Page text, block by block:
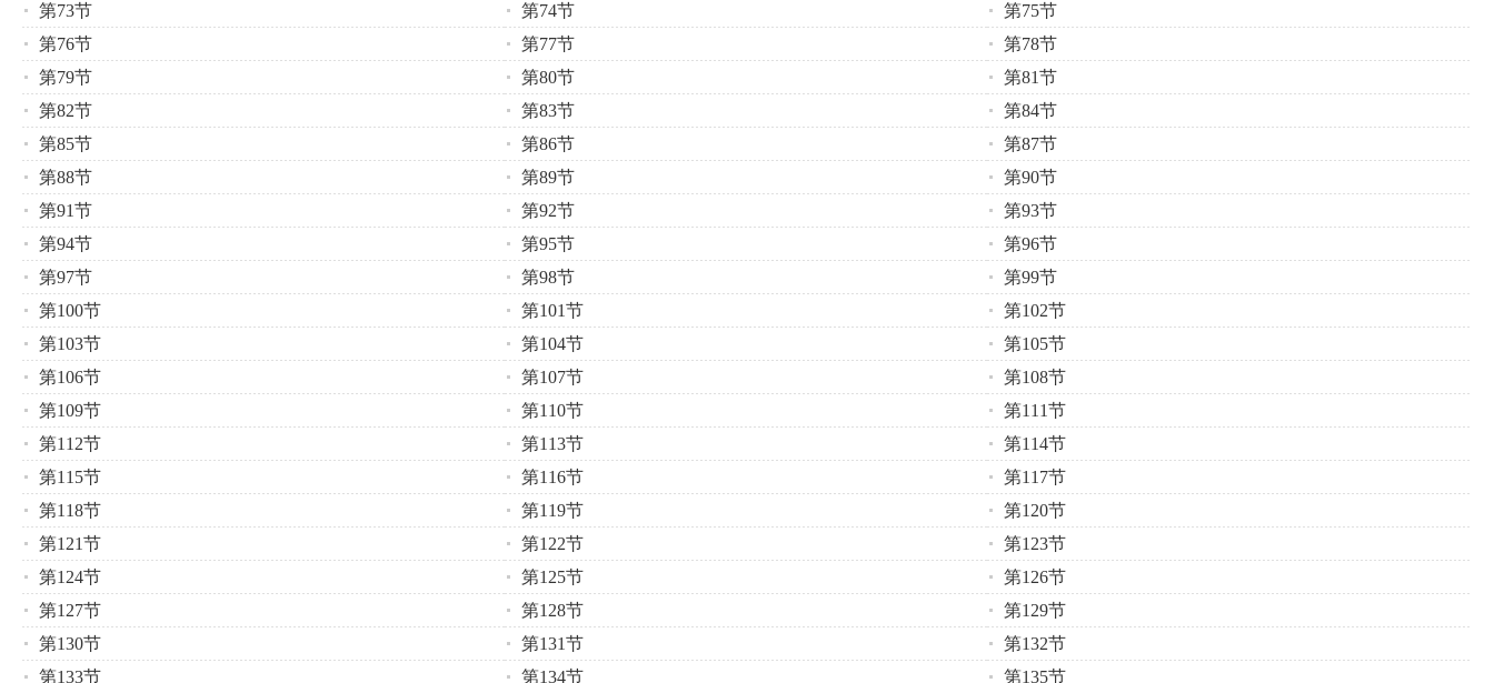
第73节
第74节
第75节
第76节
第77节
第78节
第79节
第80节
第81节
第82节
第83节
第84节
第85节
第86节
第87节
第88节
第89节
第90节
第91节
第92节
第93节
第94节
第95节
第96节
第97节
第98节
第99节
第100节
第101节
第102节
第103节
第104节
第105节
第106节
第107节
第108节
第109节
第110节
第111节
第112节
第113节
第114节
第115节
第116节
第117节
第118节
第119节
第120节
第121节
第122节
第123节
第124节
第125节
第126节
第127节
第128节
第129节
第130节
第131节
第132节
第133节
第134节
第135节